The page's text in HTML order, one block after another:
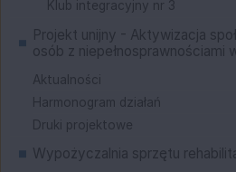
Klub integracyjny nr 3
Projekt unijny - Aktywizacja
osób z niepełnosprawnościami
Aktualności
Harmonogram działań
Druki projektowe
Wypożyczalnia sprzętu